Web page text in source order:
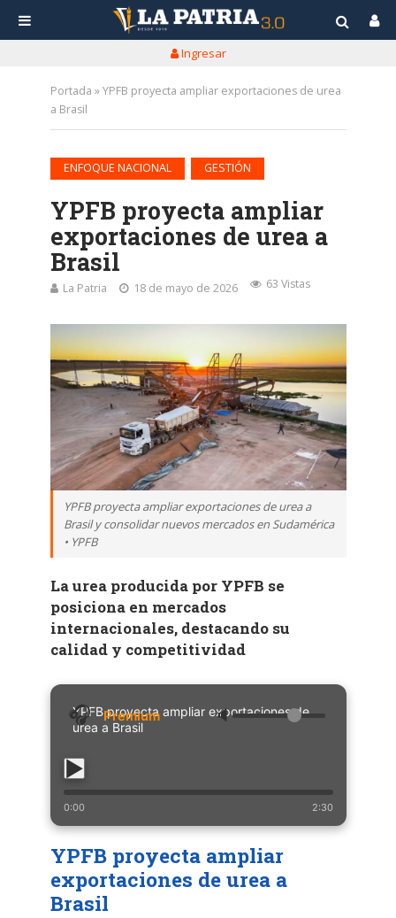
Ingresar
Portada »YPFB proyecta ampliar exportaciones de urea
a Brasil
ENFOQUE NACIONAL GESTIÓN
YPFB proyecta ampliar
exportaciones de urea a
Brasil
La Patria 18 de mayo de 2026 63 Vistas
YPFB proyecta ampliar exportaciones de urea a
Brasil y consolidar nuevos mercados en Sudamérica
• YPFB
La urea producida por YPFB se
posiciona en mercados
internacionales, destacando su
calidad y competitividad
YPFB proyecta ampliar exportaciones de
urea a Brasil
🔈
0:00 2:30
YPFB proyecta ampliar
exportaciones de urea a
Brasil